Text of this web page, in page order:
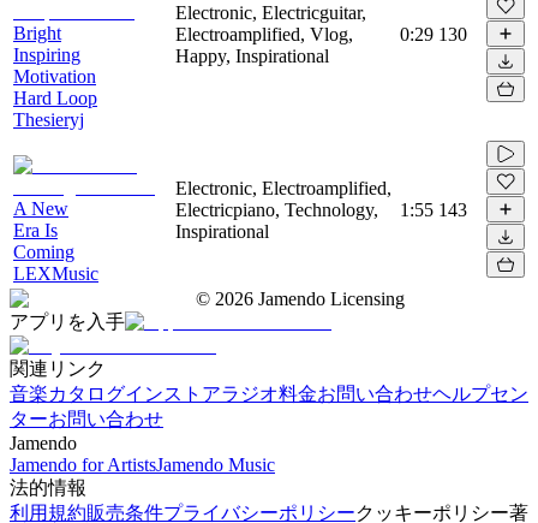
Bright
Inspiring
Motivation
Hard Loop
Thesieryj
Electronic, Electricguitar,
Electroamplified, Vlog,
Happy, Inspirational
0:29 130
A New
Era Is
Coming
LEXMusic
Electronic, Electroamplified,
Electricpiano, Technology,
Inspirational
1:55 143
© 2026 Jamendo Licensing
アプリを入手
関連リンク
音楽カタログインストアラジオ料金お問い合わせヘルプセン
ターお問い合わせ
Jamendo
Jamendo for ArtistsJamendo Music
法的情報
利用規約販売条件プライバシーポリシークッキーポリシー著